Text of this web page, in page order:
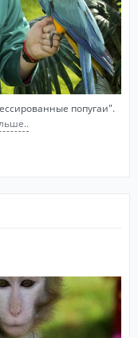
попугаи".